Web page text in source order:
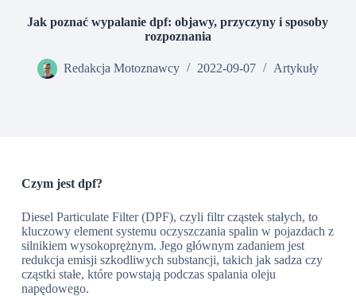
Jak poznać wypalanie dpf: objawy, przyczyny i sposoby
rozpoznania
Redakcja Motoznawcy 2022-09-07 Artykuły
Czym jest dpf?
Diesel Particulate Filter (DPF), czyli filtr cząstek stałych, to
kluczowy element systemu oczyszczania spalin w pojazdach z
silnikiem wysokoprężnym. Jego głównym zadaniem jest
redukcja emisji szkodliwych substancji, takich jak sadza czy
cząstki stałe, które powstają podczas spalania oleju
napędowego.